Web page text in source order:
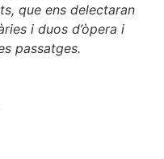
que ens delectaran
i duos d’òpera i
passatges.